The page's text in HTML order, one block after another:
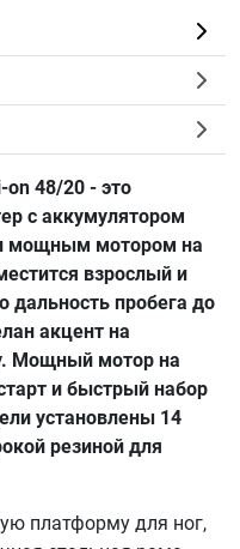
48/20 - это
с аккумулятором
мощным мотором на
взрослый и
дальность пробега до
акцент на
Мощный мотор на
и быстрый набор
установлены 14
резиной для
платформу для ног,